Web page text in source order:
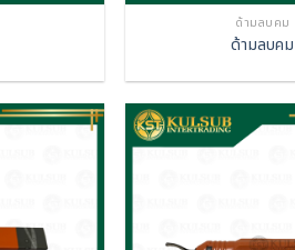
ด้ามลบคม
ด้ามลบคม